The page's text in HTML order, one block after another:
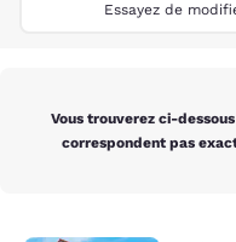
Essayez de
Vous trouverez ci-
correspondent pas